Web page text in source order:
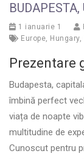
1 ianuarie 1
Europe, Hungary,
Prezentare
Budapesta,
îmbină perfect
viața de noapte
multitudine de
Cunoscut pentru